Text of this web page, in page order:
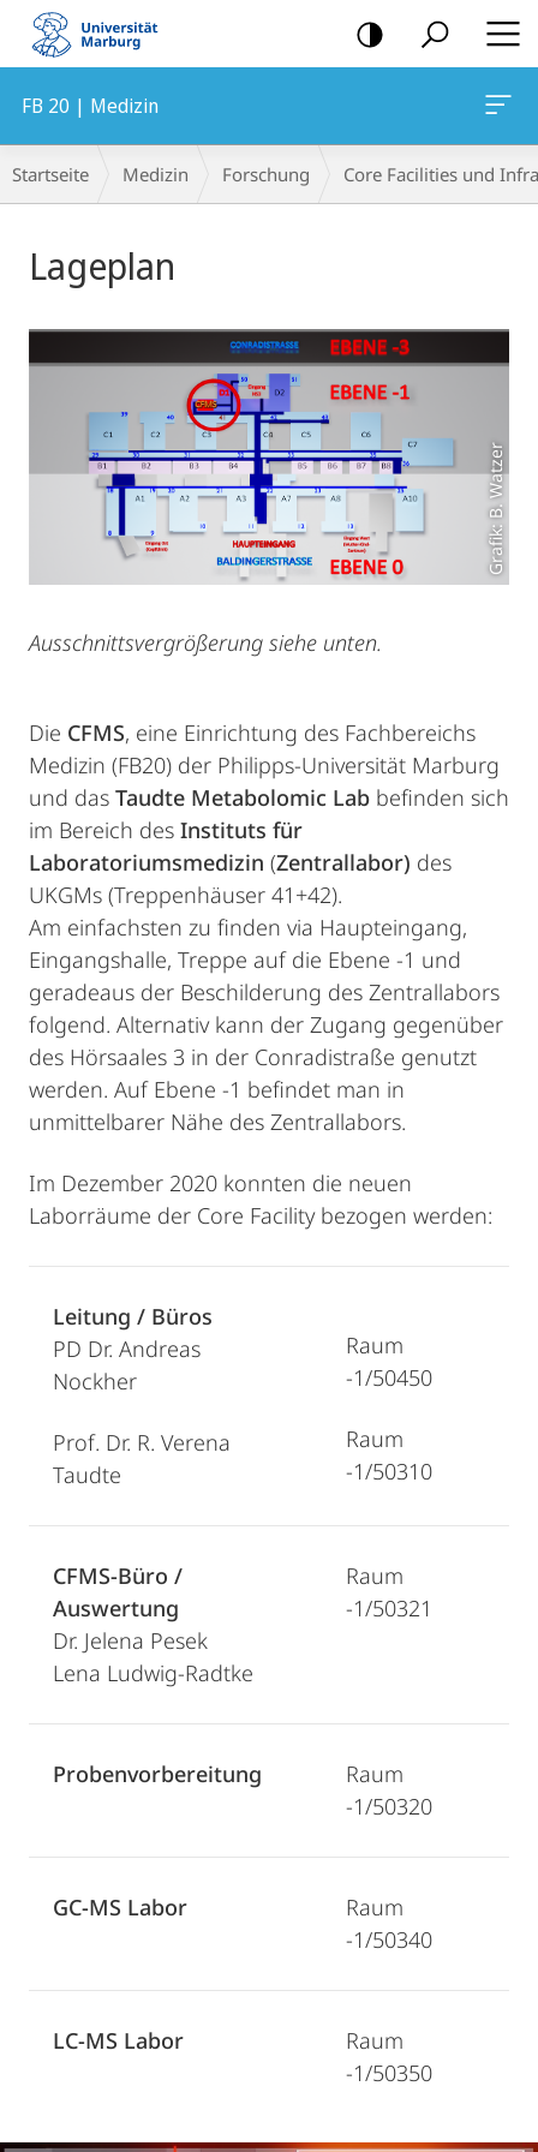
Mobile-
Navigation
FB 20 | Medizin
Breadcrumb-
Navigation
Startseite Medizin Forschung Core Facilities und
Lageplan
Grafik: B. Watzer
Ausschnittsvergrößerung siehe unten.
Die CFMS, eine Einrichtung des Fachbereichs
Medizin (FB20) der Philipps-Universität Marburg
und das Taudte Metabolomic Lab befinden sich
im Bereich des Instituts für
Laboratoriumsmedizin (Zentrallabor) des
UKGMs (Treppenhäuser 41+42).
Am einfachsten zu finden via Haupteingang,
Eingangshalle, Treppe auf die Ebene -1 und
geradeaus der Beschilderung des Zentrallabors
folgend. Alternativ kann der Zugang gegenüber
des Hörsaales 3 in der Conradistraße genutzt
werden. Auf Ebene -1 befindet man in
unmittelbarer Nähe des Zentrallabors.
Im Dezember 2020 konnten die neuen
Laborräume der Core Facility bezogen werden:
Leitung / Büros
PD Dr. Andreas
Nockher
Prof. Dr. R. Verena
Taudte
Raum
-1/50450
Raum
-1/50310
CFMS-Büro /
Auswertung
Dr. Jelena Pesek
Lena Ludwig-Radtke
Raum
-1/50321
Probenvorbereitung
Raum
-1/50320
GC-MS Labor
Raum
-1/50340
LC-MS Labor
Raum
-1/50350